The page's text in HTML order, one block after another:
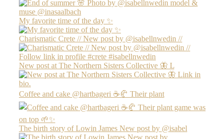
My favorite time of the day ✨
Charismatic Crete // New post by @isabellnwedin //
New post at The Northern Sisters Collective 🦋 L
Coffee and cake @hartbageri ☕️🥐 Their plant
The birth story of Lowin James New post by @isabel